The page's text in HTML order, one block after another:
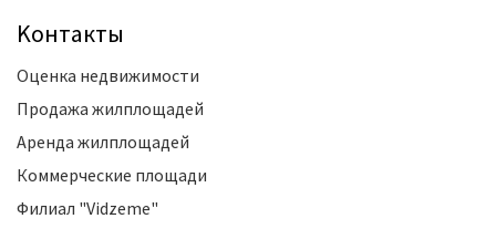
Kонтакты
Оценка недвижимости
Продажа жилплощадей
Аренда жилплощадей
Коммерческие площади
Филиал "Vidzeme"